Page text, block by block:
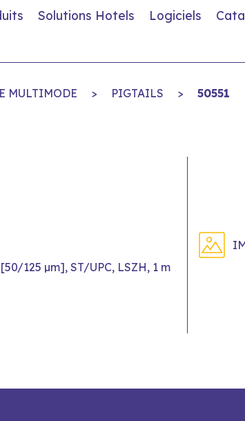
Solutions Hotels Logiciels
MULTIMODE > PIGTAILS > 50551
125 µm], ST/UPC, LSZH, 1 m